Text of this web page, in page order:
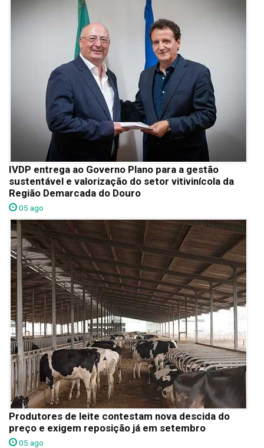
IVDP entrega ao Governo Plano para a gestão
sustentável e valorização do setor vitivinícola da
Região Demarcada do Douro
05 ago
Produtores de leite contestam nova descida do
preço e exigem reposição já em setembro
05 ago